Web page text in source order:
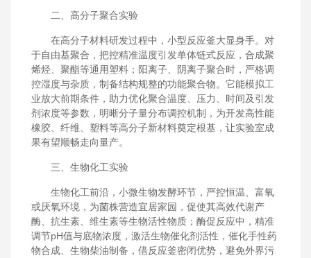
二、高分子聚合实验
在高分子材料研发过程中，小型反应釜大显身手。对
于自由基聚合，把控精准温度引发单体链式反应，合成聚
烯烃、聚酯等通用塑料；阳离子、阴离子聚合时，严格调
控湿度与杂质，制备结构规整的功能聚合物。它能模拟工
业放大前期条件，助力优化聚合温度、压力、时间及引发
剂浓度等参数，明晰分子量分布调控机制，为开发高性能
橡胶、纤维、塑料等高分子新材料奠定根基，让实验室成
果有望顺畅走向量产。
三、生物化工实验
生物化工前沿，小微生物发酵环节，严控恒温、富氧
或厌氧环境，为菌株营造宜居家园，促使其高效代谢产
酶、抗生素、维生素等生物活性物质；酶促反应中，精准
调节pH值与底物浓度，激活生物催化剂活性，催化手性药
物合成、生物柴油制备，借反应釜密闭优势，避免外界污